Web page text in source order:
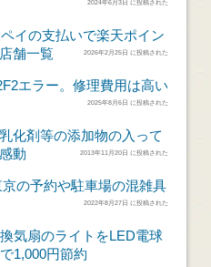
2024年6月3日 に投稿された
ペイの支払いで楽天ポイン
舗一覧
2026年2月25日 に投稿された
エラー。修理費用は高い
2025年8月6日 に投稿された
化剤等の添加物の入って
動
2013年11月20日 に投稿された
の予約や駐車場の混雑具
2022年8月27日 に投稿された
気扇のライトをLED電球
1,000円節約